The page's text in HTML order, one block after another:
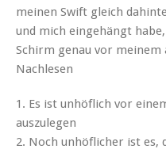
meinen Swift gleich
und mich eingehängt
Schirm genau vor meinem
Nachlesen
1. Es ist unhöflich vor
auszulegen
2. Noch unhöflicher ist es,